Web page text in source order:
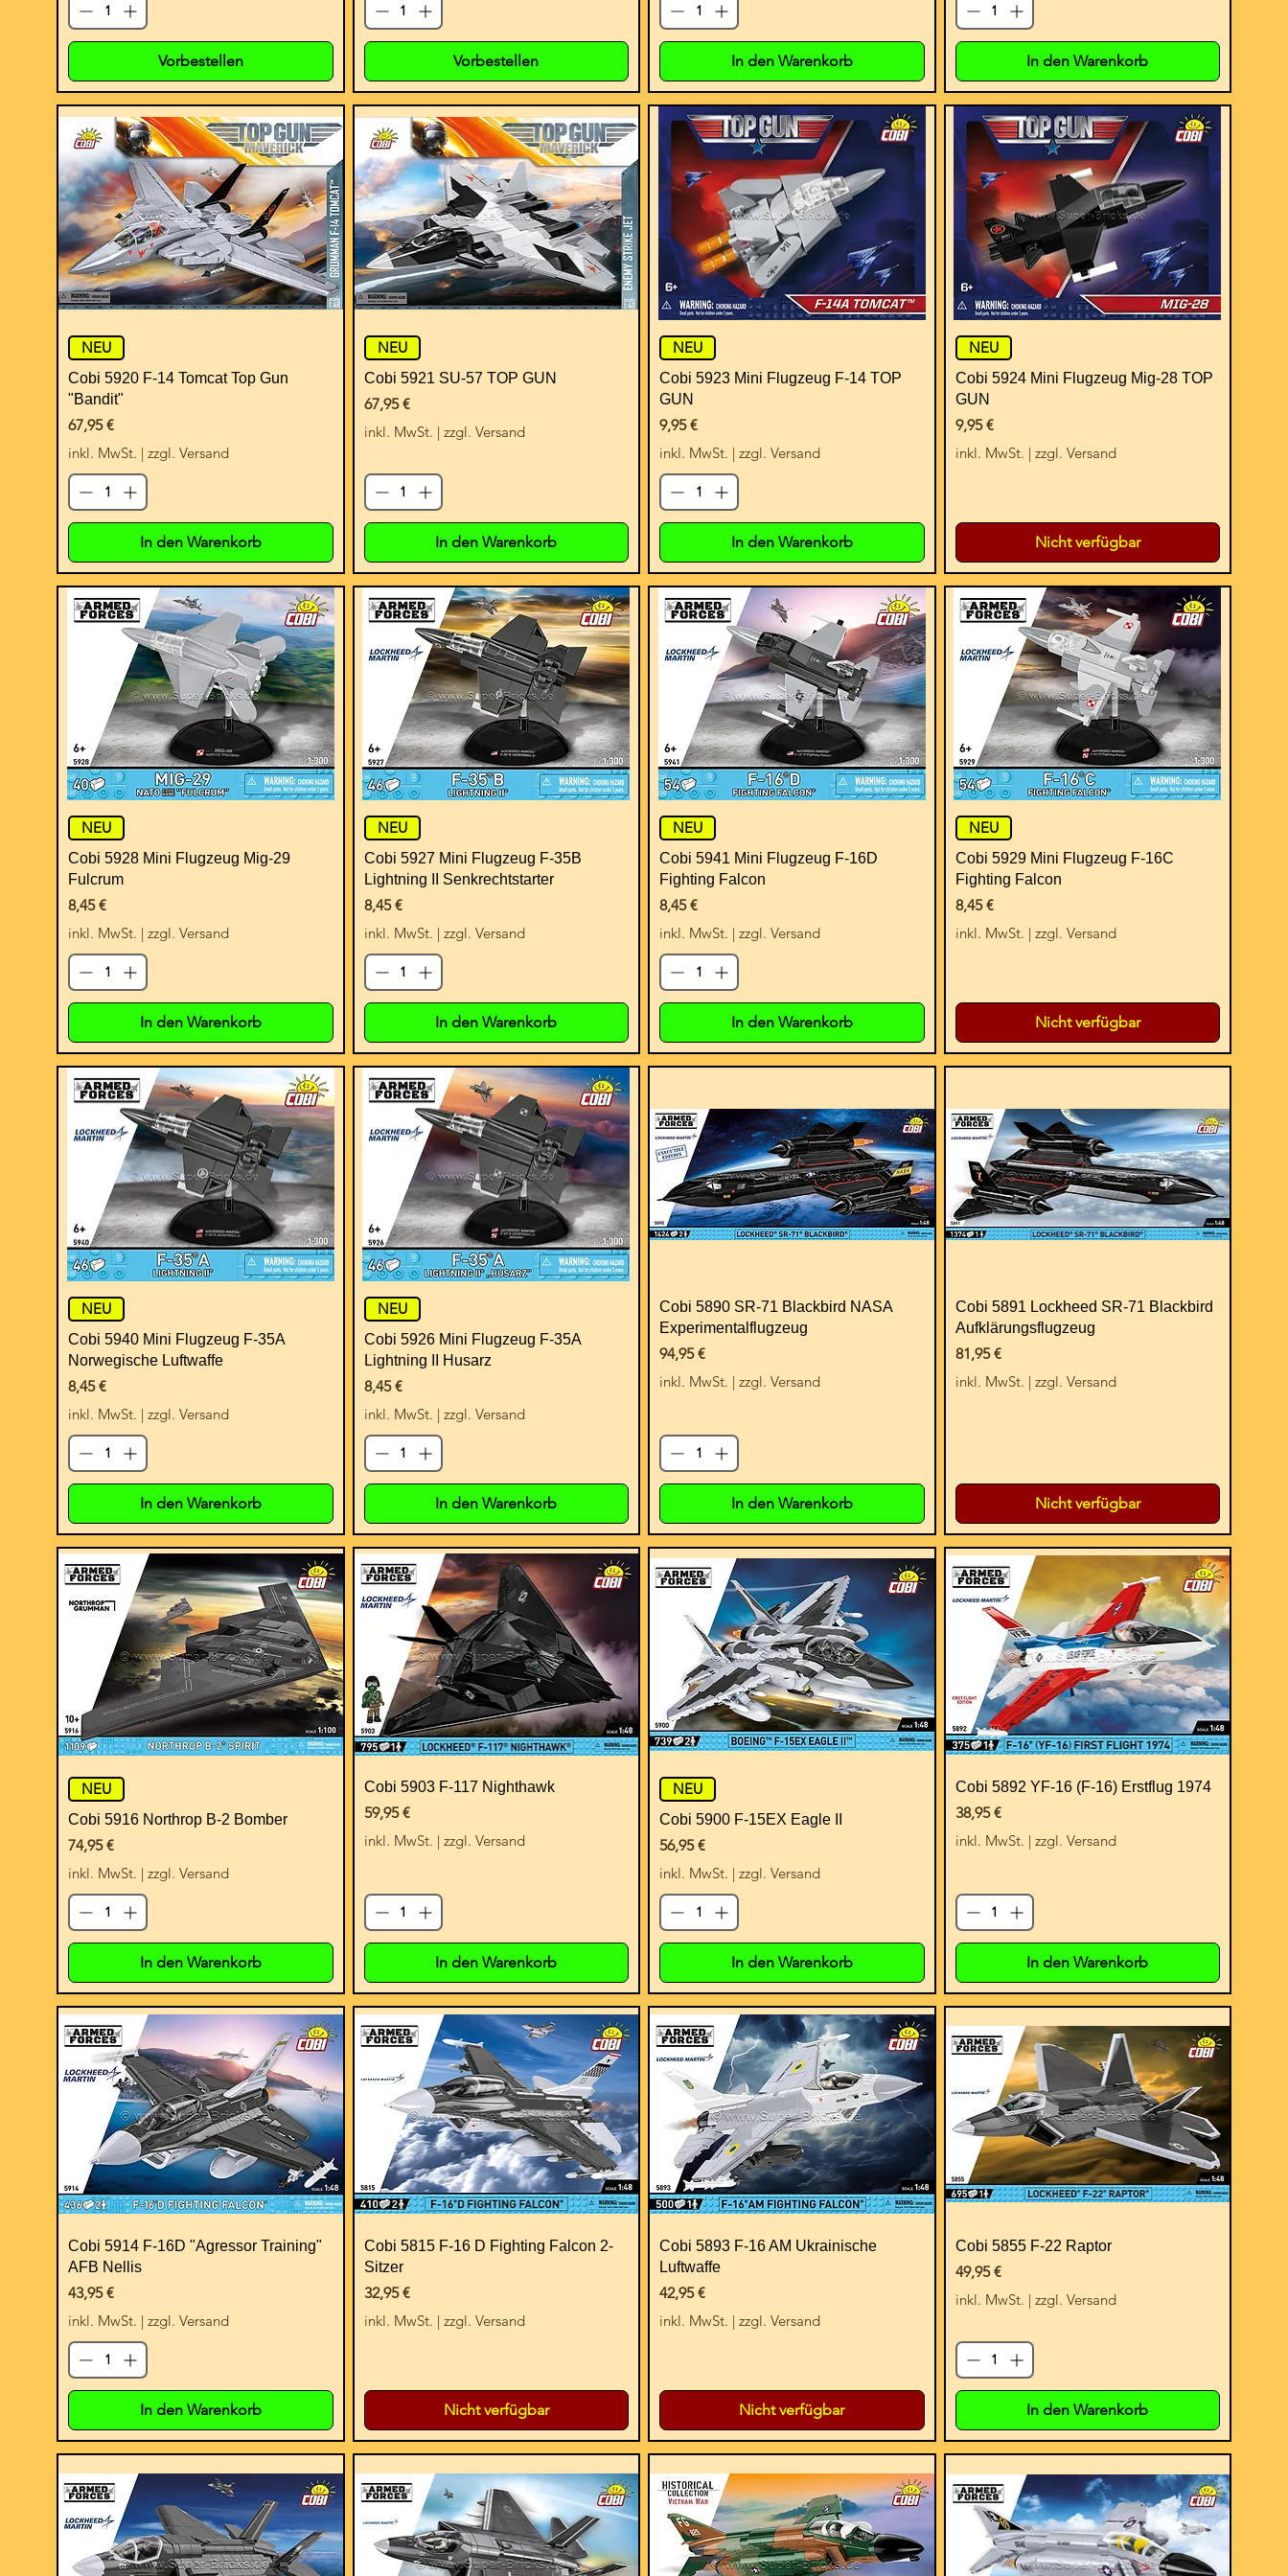
Vorbestellen Vorbestellen In den Warenkorb In den Warenkorb
NEU
Cobi 5920 F-14 Tomcat Top Gun
"Bandit"
Preis
67,95 €
inkl. MwSt. | zzgl. Versand
In den Warenkorb
NEU
Cobi 5921 SU-57 TOP GUN
Preis
67,95 €
inkl. MwSt. | zzgl. Versand
In den Warenkorb
NEU
Cobi 5923 Mini Flugzeug F-14 TOP
GUN
Preis
9,95 €
inkl. MwSt. | zzgl. Versand
In den Warenkorb
NEU
Cobi 5924 Mini Flugzeug Mig-28 TOP
GUN
Preis
9,95 €
inkl. MwSt. | zzgl. Versand
Nicht verfügbar
NEU
Cobi 5928 Mini Flugzeug Mig-29
Fulcrum
Preis
8,45 €
inkl. MwSt. | zzgl. Versand
In den Warenkorb
NEU
Cobi 5927 Mini Flugzeug F-35B
Lightning II Senkrechtstarter
Preis
8,45 €
inkl. MwSt. | zzgl. Versand
In den Warenkorb
NEU
Cobi 5941 Mini Flugzeug F-16D
Fighting Falcon
Preis
8,45 €
inkl. MwSt. | zzgl. Versand
In den Warenkorb
NEU
Cobi 5929 Mini Flugzeug F-16C
Fighting Falcon
Preis
8,45 €
inkl. MwSt. | zzgl. Versand
Nicht verfügbar
NEU
Cobi 5940 Mini Flugzeug F-35A
Norwegische Luftwaffe
Preis
8,45 €
inkl. MwSt. | zzgl. Versand
In den Warenkorb
NEU
Cobi 5926 Mini Flugzeug F-35A
Lightning II Husarz
Preis
8,45 €
inkl. MwSt. | zzgl. Versand
In den Warenkorb
Cobi 5890 SR-71 Blackbird NASA
Experimentalflugzeug
Preis
94,95 €
inkl. MwSt. | zzgl. Versand
In den Warenkorb
Cobi 5891 Lockheed SR-71 Blackbird
Aufklärungsflugzeug
Preis
81,95 €
inkl. MwSt. | zzgl. Versand
Nicht verfügbar
NEU
Cobi 5916 Northrop B-2 Bomber
Preis
74,95 €
inkl. MwSt. | zzgl. Versand
In den Warenkorb
Cobi 5903 F-117 Nighthawk
Preis
59,95 €
inkl. MwSt. | zzgl. Versand
In den Warenkorb
NEU
Cobi 5900 F-15EX Eagle II
Preis
56,95 €
inkl. MwSt. | zzgl. Versand
In den Warenkorb
Cobi 5892 YF-16 (F-16) Erstflug 1974
Preis
38,95 €
inkl. MwSt. | zzgl. Versand
In den Warenkorb
Cobi 5914 F-16D "Agressor Training"
AFB Nellis
Preis
43,95 €
inkl. MwSt. | zzgl. Versand
In den Warenkorb
Cobi 5815 F-16 D Fighting Falcon 2-
Sitzer
Preis
32,95 €
inkl. MwSt. | zzgl. Versand
Nicht verfügbar
Cobi 5893 F-16 AM Ukrainische
Luftwaffe
Preis
42,95 €
inkl. MwSt. | zzgl. Versand
Nicht verfügbar
Cobi 5855 F-22 Raptor
Preis
49,95 €
inkl. MwSt. | zzgl. Versand
In den Warenkorb